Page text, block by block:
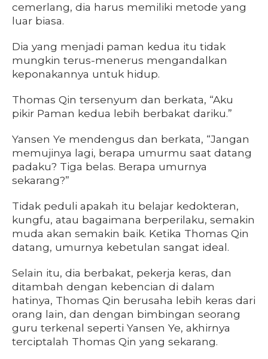
cemerlang, dia harus memiliki metode yang
luar biasa.
Dia yang menjadi paman kedua itu tidak
mungkin terus-menerus mengandalkan
keponakannya untuk hidup.
Thomas Qin tersenyum dan berkata, “Aku
pikir Paman kedua lebih berbakat dariku.”
Yansen Ye mendengus dan berkata, “Jangan
memujinya lagi, berapa umurmu saat datang
padaku? Tiga belas. Berapa umurnya
sekarang?”
Tidak peduli apakah itu belajar kedokteran,
kungfu, atau bagaimana berperilaku, semakin
muda akan semakin baik. Ketika Thomas Qin
datang, umurnya kebetulan sangat ideal.
Selain itu, dia berbakat, pekerja keras, dan
ditambah dengan kebencian di dalam
hatinya, Thomas Qin berusaha lebih keras dari
orang lain, dan dengan bimbingan seorang
guru terkenal seperti Yansen Ye, akhirnya
terciptalah Thomas Qin yang sekarang.